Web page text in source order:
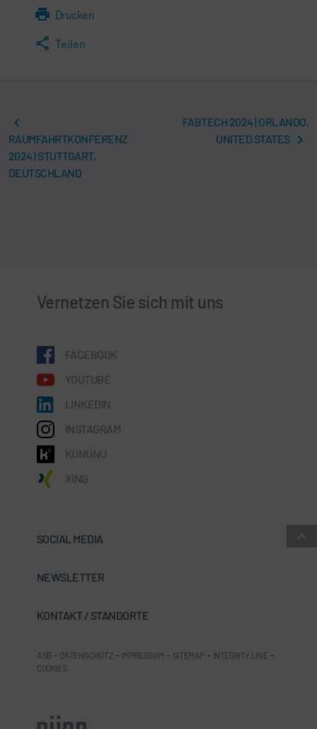
Drucken
Teilen
RAUMFAHRTKONFERENZ
2024 | STUTTGART,
DEUTSCHLAND
FABTECH 2024 | ORLANDO,
UNITED STATES
Vernetzen Sie sich mit uns
FACEBOOK
YOUTUBE
LINKEDIN
INSTAGRAM
KUNUNU
XING
SOCIAL MEDIA
NEWSLETTER
KONTAKT / STANDORTE
AGB - DATENSCHUTZ - IMPRESSUM - SITEMAP - INTEGRITY LINE -
COOKIES